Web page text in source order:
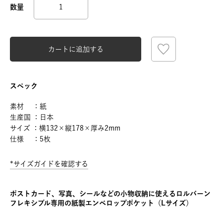
カートに追加する
スペック
素材 ：紙
生産国 ：日本
サイズ ：横132×縦178×厚み2mm
仕様 ：5枚
*サイズガイドを確認する
ポストカード、写真、シールなどの小物収納に使えるロルバーン
フレキシブル専用の紙製エンベロップポケット（Lサイズ）